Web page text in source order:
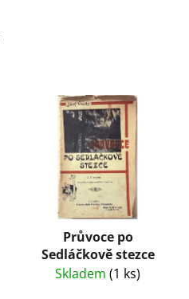
Průvoce po
Sedláčkově stezce
Skladem (1 ks)